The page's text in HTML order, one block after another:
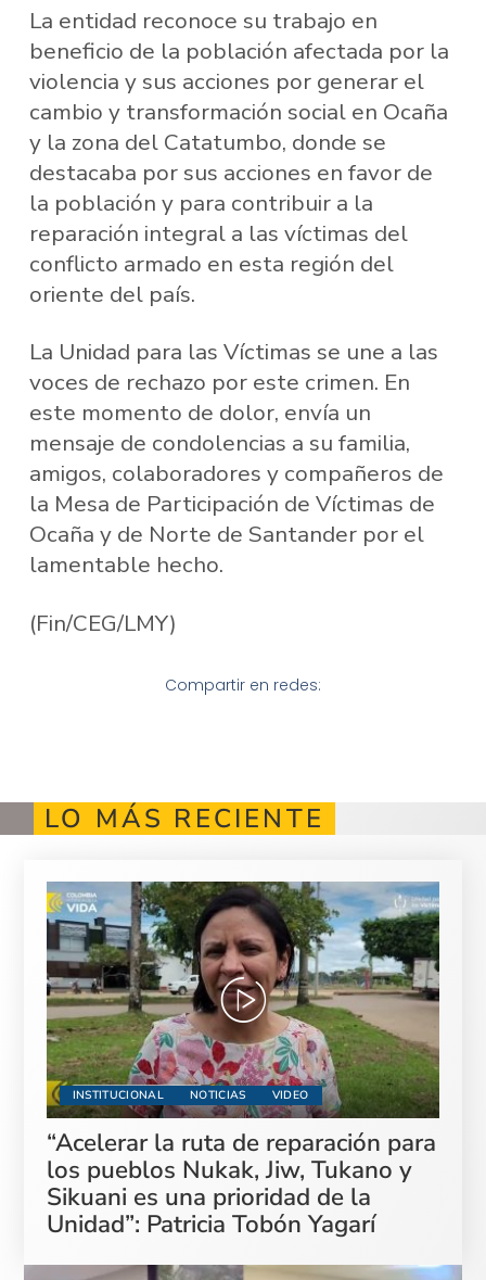
La entidad reconoce su trabajo en
beneficio de la población afectada por la
violencia y sus acciones por generar el
cambio y transformación social en Ocaña
y la zona del Catatumbo, donde se
destacaba por sus acciones en favor de
la población y para contribuir a la
reparación integral a las víctimas del
conflicto armado en esta región del
oriente del país.
La Unidad para las Víctimas se une a las
voces de rechazo por este crimen. En
este momento de dolor, envía un
mensaje de condolencias a su familia,
amigos, colaboradores y compañeros de
la Mesa de Participación de Víctimas de
Ocaña y de Norte de Santander por el
lamentable hecho.
(Fin/CEG/LMY)
Compartir en redes:
LO MÁS RECIENTE
INSTITUCIONAL NOTICIAS VIDEO
“Acelerar la ruta de reparación para
los pueblos Nukak, Jiw, Tukano y
Sikuani es una prioridad de la
Unidad”: Patricia Tobón Yagarí